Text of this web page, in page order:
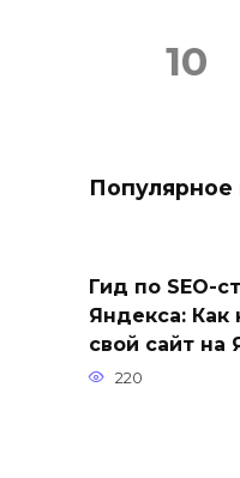
10
Популярное
Гид по SEO-
Яндекса: Как
свой сайт на
220